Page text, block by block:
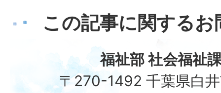
この記事に関する
福祉部 社会福祉
〒270-1492 千葉県白